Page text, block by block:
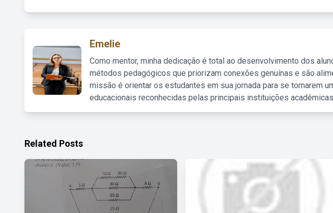
Emelie
Como mentor, minha dedicação é total ao desenvolvimento dos
métodos pedagógicos que priorizam conexões genuínas e são
missão é orientar os estudantes em sua jornada para se tornarem
educacionais reconhecidas pelas principais instituições
Related Posts